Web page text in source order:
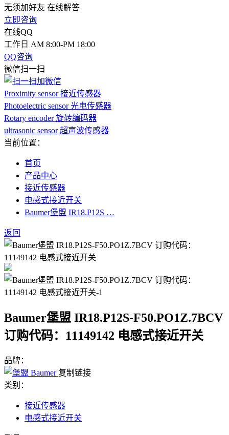
无须加好友 在线解答
立即咨询
在线QQ
工作日 AM 8:00-PM 18:00
QQ咨询
微信扫一扫
Proximity sensor 接近传感器
Photoelectric sensor 光电传感器
Rotary encoder 旋转编码器
ultrasonic sensor 超声波传感器
当前位置：
首页
产品中心
接近传感器
电感式接近开关
Baumer堡盟 IR18.P12S …
返回
Baumer堡盟 IR18.P12S-F50.PO1Z.7BCV
订购代码：11149142 电感式接近开关
品牌：
复制链接
类别：
接近传感器
电感式接近开关